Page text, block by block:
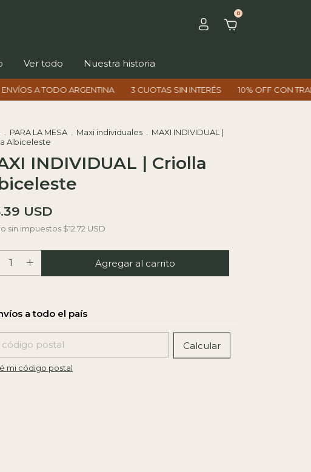
0
Ver todo Nuestra historia
ARGENTINA 3 CUOTAS SIN INTERÉS 10% OFF CON TRANSFERENCIA
PARA LA MESA Maxi individuales
MAXI INDIVIDUAL |
Albiceleste
INDIVIDUAL | Criolla
USD
sin impuestos $12.72 USD
para el CP:
Calcular
mi código postal